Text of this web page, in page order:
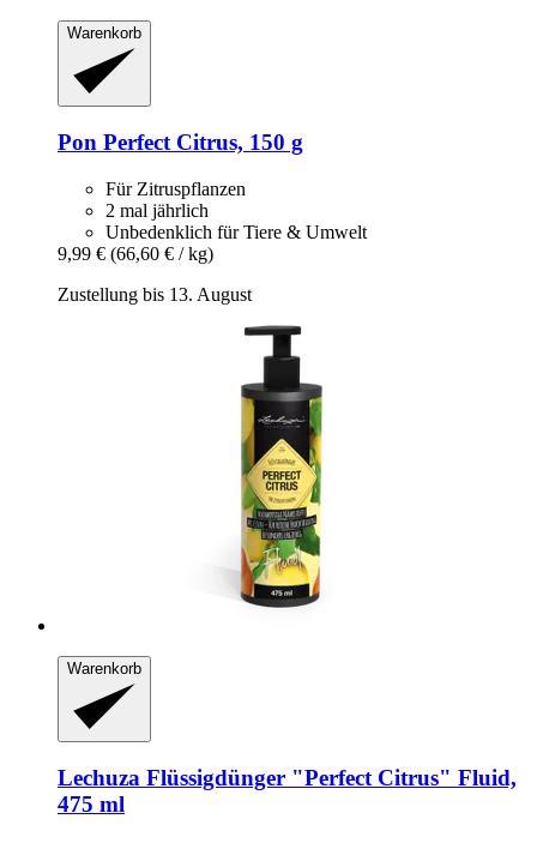
Warenkorb
Pon Perfect Citrus, 150 g
Für Zitruspflanzen
2 mal jährlich
Unbedenklich für Tiere & Umwelt
9,99 € (66,60 € / kg)
Zustellung bis 13. August
Warenkorb
Lechuza Flüssigdünger "Perfect Citrus" Fluid,
475 ml